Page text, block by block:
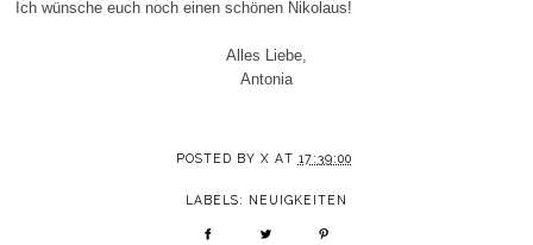
Ich wünsche euch noch einen schönen Nikolaus!
Alles Liebe,
Antonia
POSTED BYX AT 17:39:00
LABELS: NEUIGKEITEN